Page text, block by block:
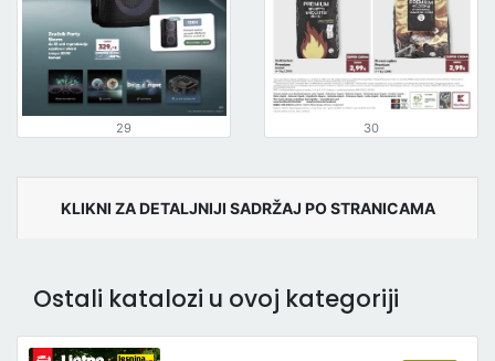
29 30
KLIKNI ZA DETALJNIJI SADRŽAJ PO STRANICAMA
Ostali katalozi u ovoj kategoriji